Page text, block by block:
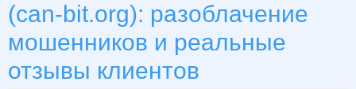
(can-bit.org): разоблачение
мошенников и реальные
отзывы клиентов